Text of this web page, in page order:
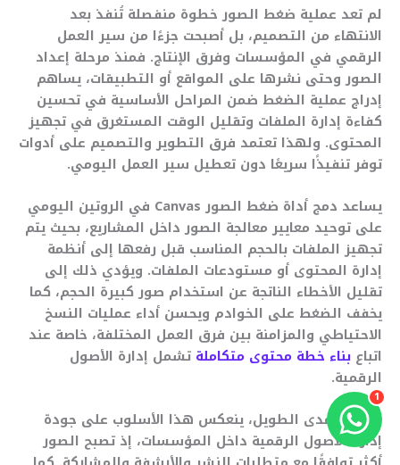
لم تعد عملية ضغط الصور خطوة منفصلة تُنفذ بعد
الانتهاء من التصميم، بل أصبحت جزءًا من سير العمل
الرقمي في المؤسسات وفرق الإنتاج. فمنذ مرحلة إعداد
الصور وحتى نشرها على المواقع أو التطبيقات، يساهم
إدراج عملية الضغط ضمن المراحل الأساسية في تحسين
كفاءة إدارة الملفات وتقليل الوقت المستغرق في تجهيز
المحتوى. ولهذا تعتمد فرق التطوير والتصميم على أدوات
توفر تنفيذًا سريعًا دون تعطيل سير العمل اليومي.
يساعد دمج أداة ضغط الصور Canvas في الروتين اليومي
على توحيد معايير معالجة الصور داخل المشاريع، بحيث يتم
تجهيز الملفات بالحجم المناسب قبل رفعها إلى أنظمة
إدارة المحتوى أو مستودعات الملفات. ويؤدي ذلك إلى
تقليل الأخطاء الناتجة عن استخدام صور كبيرة الحجم، كما
يخفف الضغط على الخوادم ويحسن أداء عمليات النسخ
الاحتياطي والمزامنة بين فرق العمل المختلفة، خاصة عند
اتباع بناء خطة محتوى متكاملة تشمل إدارة الأصول
الرقمية.
وعلى المدى الطويل، ينعكس هذا الأسلوب على جودة
إدارة الأصول الرقمية داخل المؤسسات، إذ تصبح الصور
1